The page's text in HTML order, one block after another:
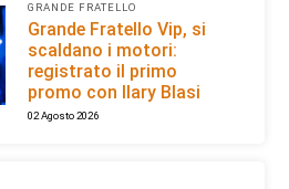
GRANDE FRATELLO
Grande Fratello Vip, si
scaldano i motori:
registrato il primo
promo con Ilary Blasi
02 Agosto 2026